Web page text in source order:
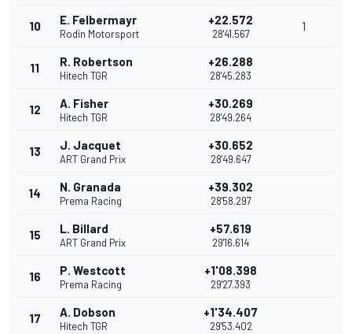
10 E. Felbermayr
Rodin Motorsport
+22.572
28'41.567
1
11 R. Robertson
Hitech TGR
+26.288
28'45.283
12 A. Fisher
Hitech TGR
+30.269
28'49.264
13 J. Jacquet
ART Grand Prix
+30.652
28'49.647
14 N. Granada
Prema Racing
+39.302
28'58.297
15 L. Billard
ART Grand Prix
+57.619
29'16.614
16 P. Westcott
Prema Racing
+1'08.398
29'27.393
17 A. Dobson
Hitech TGR
+1'34.407
29'53.402